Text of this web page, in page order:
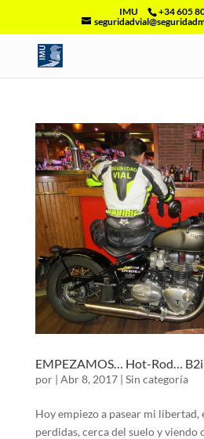
IMU
+34 605
EMPEZAMOS… Hot-Rod…
por | Abr 8, 2017| Sin categoría
Hoy empiezo a pasear mi libertad,
perdidas, cerca del suelo y viendo